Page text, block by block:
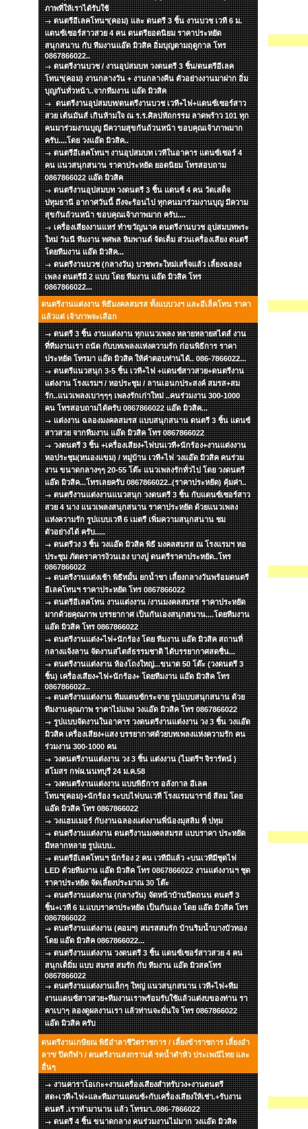
ภาพที่ให้เราได้รับใช้
ดนตรีอีเลคโทนฯ(คอม) และ ดนตรี 3 ชิ้น งานบวช เวที 6 ม.
แดนซ์เซอร์สาวสวย 4 คน ดนตรียอดนิยม ราคาประหยัด
สนุกสนาน กับ ทีมงานแอ๊ด มิวสิค อิ่มบุญตามฤดูกาล โทร
0867866022..
ดนตรีงานบวช / งานอุปสมบท วงดนตรี 3 ชิ้น/ดนตรีอีเลค
โทนฯ(คอม) งานกลางวัน + งานกลางคืน ตัวอย่างงานมาฝาก อิ่ม
บุญกันทั่วหน้า..จากทีมงาน แอ๊ด มิวสิค
ดนตรีงานอุปสมบท/ดนตรีงานบวช เวที+ไฟ+แดนซ์เซอร์สาว
สวย เต้นมันส์ เกินห้ามใจ ณ ร.ร.ศิลปหัถกรรม ลาดพร้าว 101 ทุก
คนมาร่วมงานบุญ มีความสุขกันถ้วนหน้า ขอบคุณเจ้าภาพมาก
ครับ....โดย วงแอ๊ด มิวสิค..
ดนตรีอีเลคโทนฯ งานอุปสมบท เวทีในอาคาร แดนซ์เซอร์ 4
คน แนวสนุกสนาน ราคาประหยัด ยอดนิยม โทรสอบถาม
0867866022 แอ๊ด มิวสิค
ดนตรีงานอุปสมบท วงดนตรี 3 ชิ้น แดนซ์ 4 คน วัดเสด็จ
ปทุมธานี อากาศวันนี้ ถึงจะร้อนไป ทุกคนมาร่วมงานบุญ มีความ
สุขกันถ้วนหน้า ขอบคุณเจ้าภาพมาก ครับ....
เครื่องเสียงงานแหร่ ทำขวัญนาค ดนตรีงานบวช อุปสมบทพระ
ใหม่ วันนี ทีมงาน ทศพล หิมพานต์ จัดเต็ม ส่วนเครื่องเสียง ดนตรี
โดยทีมงาน แอ๊ด มิวสิค...
ดนตรีงานบวช (กลางวัน) บวชพระใหม่เสร็จแล้ว เลี้ยงฉลอง
เพลง ดนตรีมี 2 แบบ โดย ทีมงาน แอ๊ด มิวสิค โทร
0867866022...
ดนตรีงานแต่งงาน พิธีมงคลสมรส ทั้งแบบวงฯ และอีเล็คโทน ราคา
แล้วแต่ เจ้าภาพจะเลือก
ดนตรี 3 ชิ้น งานแต่งงาน ทุกแนวเพลง หลายหลายสไตส์ งาน
ที่ทีมงานเรา ถนัด กับบทเพลงแห่งความรัก ก่อนพิธีการ ราคา
ประหยัด โทรมา แอ๊ด มิวสิค ให้คำตอบท่านได้.. 086-7866022...
ดนตรีแนวสนุก 3-5 ชิ้น เวที+ไฟ +แดนซ์สาวสวย+ดนตรีงาน
แต่งงาน โรงแรมฯ / หอประชุม / ลานเอนกประสงค์ สมรส+สม
รัก..แนวเพลงเบาๆๆๆ เพลงรักเก่าใหม่ ..คนร่วมงาน 300-1000
คน โทรสอบถามได้ครับ 0867866022 แอ๊ด มิวสิค...
แต่งงาน ฉลองมงคลสมรส แบบสนุกสนาน ดนตรี 3 ชิ้น แดนซ์
สาวสวย จากทีมงาน แอ๊ด มิวสิค โทร 0867866022
วงดนตรี 3 ชิ้น +เครื่องเสียง+ไฟบนเวที+นักร้อง+งานแต่งงาน
หอประชุม(หนองแขม) / หมู่บ้าน เวที+ไฟ วงแอ๊ด มิวสิค คนร่วม
งาน ขนาดกลางๆๆ 20-55 โต๊ะ แนวเพลงรักทั่วไป โดย วงดนตรี
แอ๊ด มิวสิค...โทรเลยครับ 0867866022..(ราคาประหยัด) คุ้มค่า..
ดนตรีงานแต่งงานแนวสนุก วงดนตรี 3 ชิ้น กับแดนซ์เซอร์สาว
สวย 4 นาง แนวเพลงสนุกสนาน ราคาประหยัด ด้วยแนวเพลง
แห่งความรัก รูปแบบเวที 6 เมตรี เพิ่มความสนุกสนาน ชม
ตัวอย่างได้ ครับ.....
ดนตรีวง 3 ชิ้น วงแอ๊ด มิวสิค พิธี มงคลสมรส ณ โรงแรมฯ หอ
ประชุม ภัตตราคารง้วนเฮง บางปู ดนตรีราคาประหยัด..โทร
0867866022
ดนตรีงานแต่งเช้า พิธีหมั้น ยกน้ำชา เลี้ยงกลางวันพร้อมดนตรี
อีเลคโทนฯ ราคาประหยัด โทร 0867866022
ดนตรีอีเลคโทน งานแต่งงาน /งานมงคลสมรส ราคาประหยัด
มากด้วยคุณภาพ บรรยากาศ เป็นกันเองสนุกสนาน....โดยทีมงาน
แอ๊ด มิวสิค โทร 0867866022
ดนตรีงานแต่ง+ไฟ+นักร้อง โดย ทีมงาน แอ๊ด มิวสิค สถานที่
กลางแจ้งลาน จัดงานสไตส์ธรรมชาติ ได้บรรยากาศสดชื่น...
ดนตรีงานแต่งงาน ห้องโถงใหญ่...ขนาด 50 โต๊ะ (วงดนตรี 3
ชิ้น) เครื่องเสียง+ไฟ+นักร้อง+ โดยทีมงาน แอ๊ด มิวสิค โทร
0867866022..
ดนตรีงานแต่งงาน ทีมแดนซ์กระจาย รูปแบบสนุกสนาน ด้วย
ทีมงานคุณภาพ ราคาไม่แพง วงแอ๊ด มิวสิค โทร 0867866022
รูปแบบจัดงานในอาคาร วงดนตรีงานแต่งงาน วง 3 ชิ้น วงแอ๊ด
มิวสิค เครื่องเสียง+แสง บรรยากาศด้วยบทเพลงแห่งความรัก คน
ร่วมงาน 300-1000 คน
วงดนตรีงานแต่งงาน วง 3 ชิ้น แต่งงาน (ไมตรีฯ จิรารัตน์ )
สโมสร กฟผ.นนทบุรี 24 ม.ค.58
วงดนตรีงานแต่งงาน แบบพิธีการ อลังกาล อีเลค
โทนฯ(คอม)+นักร้อง ระบบไฟบนเวที โรงแรมนาราย์ สีลม โดย
แอ๊ด มิวสิค โทร 0867866022
วงแฮมเมอร์ กับงานฉลองแต่งงานพี่น้องมุสลิม ที่ ปทุม
ดนตรีงานแต่งงาน ดนตรีงานมงคลสมรส แบบราคา ประหยัด
มีหลากหลาย รูปแบบ..
ดนตรีอีเลคโทนฯ นักร้อง 2 คน เวทีมีแล้ว +บนเวทีมีชุดไฟ
LED ด้วยทีมงาน แอ๊ด มิวสิค โทร 0867866022 งานแต่งงานฯ ชุด
ราคาประหยัด จัดเลี้ยงประมาณ 30 โต๊ะ
ดนตรีงานแต่งงาน (กลางวัน) จัดหน้าบ้านปิดถนน ดนตรี 3
ชิ้น+เวที 6 ม.แบบราคาประหยัด เป็นกันเอง โดย แอ๊ด มิวสิค โทร
0867866022
ดนตรีงานแต่งงาน (คอมฯ) สมรสสมรัก บ้านริมน้ำบางบัวทอง
โดย แอ๊ด มิวสิค 0867866022...
ดนตรีงานแต่งงาน วงดนตรี 3 ชิ้น แดนซ์เซอร์สาวสวย 4 คน
สนุกเต็มิ่ม แบบ สมรส สมรัก กับ ทีมงาน แอ๊ด มิวสคโทร
0867866022
ดนตรีงานแต่งงานเล็กๆ ใหญ่ แนวสนุกสนาน เวที+ไฟ+ทีม
งานแดนซ์สาวสวย+ทีมงานเราพร้อมรับใช้แล้วแต่งบของท่าน รา
คาเบาๆ ลองดูผลงานเรา แล้วท่านจะมั่นใจ โทร 0867866022
แอ๊ด มิวสิค ครับ
ดนตรีงานเกษียณ พิธีอำลาชีวิตราชการ / เลี้ยงข้าราชการ เลี้ยงอำ
ลาฯ/ ปิดกีฬา / ดนตรีงานสงกรานต์ รดน้ำดำหัว ประเพณีไทย และ
อื่นๆ
งานคาราโอเกะ+งานเครื่องเสียงสำหรับวง+งานดนตรี
สด+เวที+ไฟ+และทีมงานแดนซ์+กับเครื่องเสียงให้เช่า.+รับงาน
ดนตรี .เราทำมานาน แล้ว โทรมา..086-7866022
ดนตรี 4 ชิ้น ขนาดกลาง คนร่วมงานไม่มาก วงแอ๊ด มิวสิค